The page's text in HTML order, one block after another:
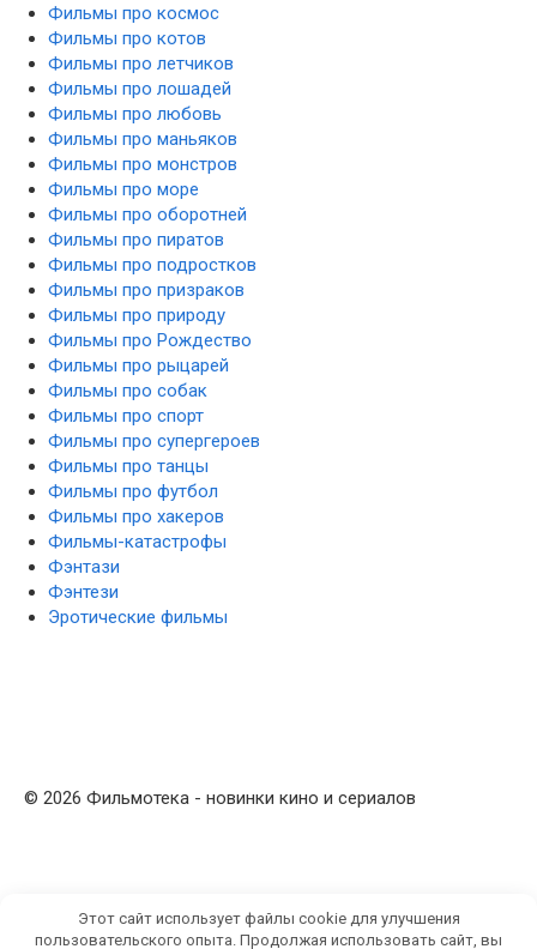
Фильмы про космос
Фильмы про котов
Фильмы про летчиков
Фильмы про лошадей
Фильмы про любовь
Фильмы про маньяков
Фильмы про монстров
Фильмы про море
Фильмы про оборотней
Фильмы про пиратов
Фильмы про подростков
Фильмы про призраков
Фильмы про природу
Фильмы про Рождество
Фильмы про рыцарей
Фильмы про собак
Фильмы про спорт
Фильмы про супергероев
Фильмы про танцы
Фильмы про футбол
Фильмы про хакеров
Фильмы-катастрофы
Фэнтази
Фэнтези
Эротические фильмы
© 2026 Фильмотека - новинки кино и сериалов
Этот сайт использует файлы cookie для улучшения
пользовательского опыта. Продолжая использовать сайт, вы